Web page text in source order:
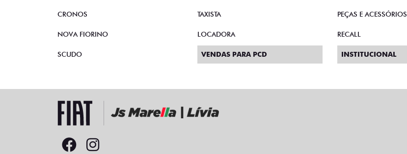
CRONOS
NOVA FIORINO
SCUDO
TAXISTA
LOCADORA
VENDAS PARA PCD
PEÇAS E ACESSÓRIOS
RECALL
INSTITUCIONAL